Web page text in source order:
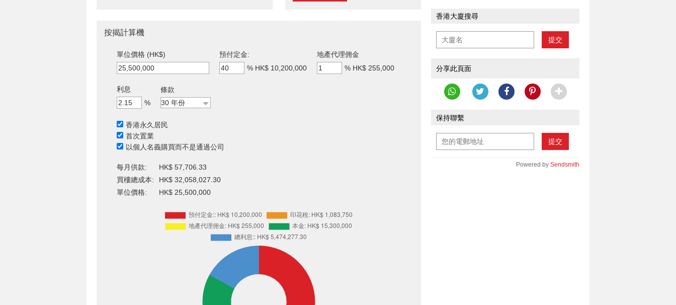
香港大廈搜尋
提交
分享此頁面
保持聯繫
提交
Powered by Sendsmith
按揭計算機
單位價格 (HK$)
預付定金:
% HK$ 10,200,000
地產代理佣金
% HK$ 255,000
利息
%
條款
香港永久居民
首次置業
以個人名義購買而不是通過公司
每月供款:
HK$ 57,706.33
買樓總成本:
HK$ 32,058,027.30
單位價格:
HK$ 25,500,000